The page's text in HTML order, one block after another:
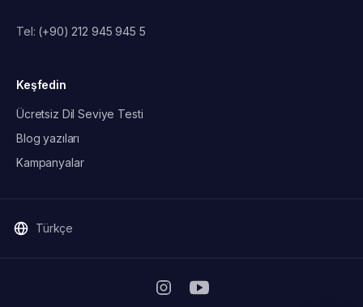
Tel: (+90) 212 945 945 5
Keşfedin
Ücretsiz Dil Seviye Testi
Blog yazıları
Kampanyalar
Türkçe